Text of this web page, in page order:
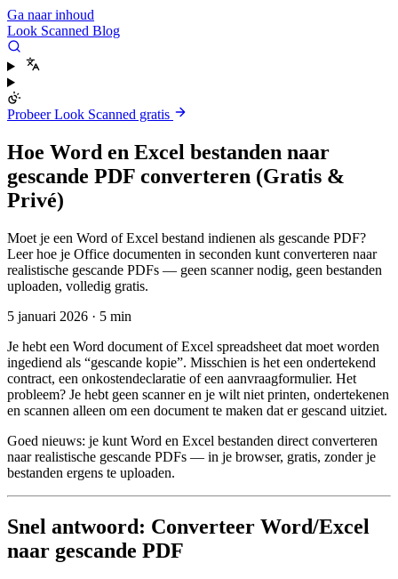
Ga naar inhoud
Look Scanned Blog
Probeer Look Scanned gratis
Hoe Word en Excel bestanden naar
gescande PDF converteren (Gratis &
Privé)
Moet je een Word of Excel bestand indienen als gescande PDF?
Leer hoe je Office documenten in seconden kunt converteren naar
realistische gescande PDFs — geen scanner nodig, geen bestanden
uploaden, volledig gratis.
5 januari 2026 · 5 min
Je hebt een Word document of Excel spreadsheet dat moet worden
ingediend als “gescande kopie”. Misschien is het een ondertekend
contract, een onkostendeclaratie of een aanvraagformulier. Het
probleem? Je hebt geen scanner en je wilt niet printen, ondertekenen
en scannen alleen om een document te maken dat er gescand uitziet.
Goed nieuws: je kunt Word en Excel bestanden direct converteren
naar realistische gescande PDFs — in je browser, gratis, zonder je
bestanden ergens te uploaden.
Snel antwoord: Converteer Word/Excel
naar gescande PDF